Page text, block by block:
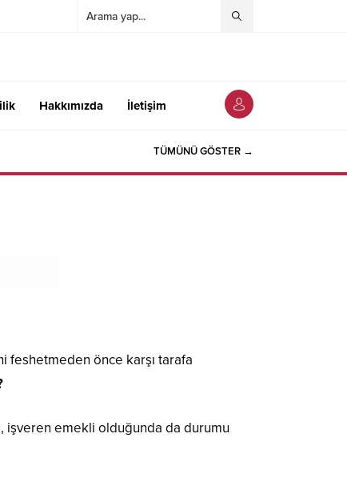
Hakkımızda İletişim
TÜMÜNÜ GÖSTER →
feshetmeden önce karşı tarafa
emekli olduğunda da durumu